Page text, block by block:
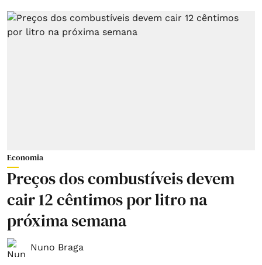
Economia
Preços dos combustíveis devem
cair 12 cêntimos por litro na
próxima semana
Nuno Braga